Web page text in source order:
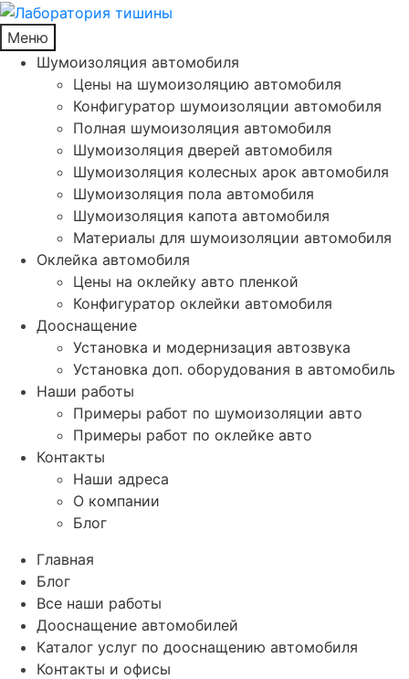
Меню
Шумоизоляция автомобиля
Цены на шумоизоляцию автомобиля
Конфигуратор шумоизоляции автомобиля
Полная шумоизоляция автомобиля
Шумоизоляция дверей автомобиля
Шумоизоляция колесных арок автомобиля
Шумоизоляция пола автомобиля
Шумоизоляция капота автомобиля
Материалы для шумоизоляции автомобиля
Оклейка автомобиля
Цены на оклейку авто пленкой
Конфигуратор оклейки автомобиля
Дооснащение
Установка и модернизация автозвука
Установка доп. оборудования в автомобиль
Наши работы
Примеры работ по шумоизоляции авто
Примеры работ по оклейке авто
Контакты
Наши адреса
О компании
Блог
Главная
Блог
Все наши работы
Дооснащение автомобилей
Каталог услуг по дооснащению автомобиля
Контакты и офисы